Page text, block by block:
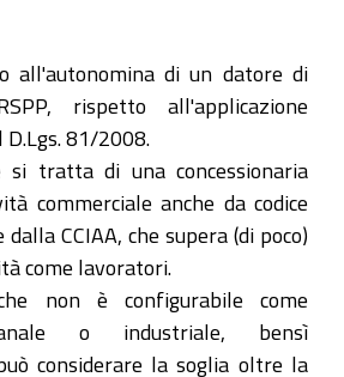
all'autonomina di un datore di
rispetto all'applicazione
81/2008.
si tratta di una concessionaria
commerciale anche da codice
CCIAA, che supera (di poco)
come lavoratori.
non è configurabile come
o industriale, bensì
considerare la soglia oltre la